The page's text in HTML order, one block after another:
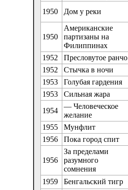
1950
Дом у реки
1950
Американские
партизаны на
Филиппинах
1952
Пресловутое ранчо
1952
Стычка в ночи
1953
Голубая гардения
1953
Сильная жара
1954
— Человеческое
желание
1955
Мунфлит
1956
Пока город спит
1956
За пределами
разумного
сомнения
1959 Бенгальский тигр